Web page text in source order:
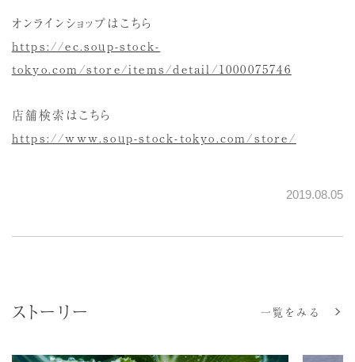
オンラインショップはこちら
https://ec.soup-stock-
tokyo.com/store/items/detail/1000075746
店舗検索はこちら
https://www.soup-stock-tokyo.com/store/
2019.08.05
ストーリー 一覧をみる